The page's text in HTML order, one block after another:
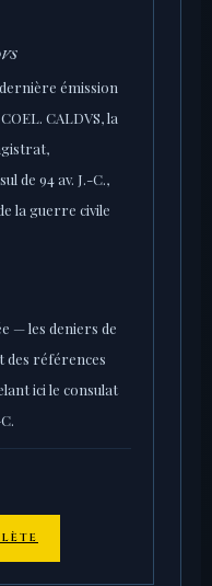
émission
CALDVS, la
de 94 av. J.-C.,
la guerre civile
— les deniers de
des références
ici le consulat